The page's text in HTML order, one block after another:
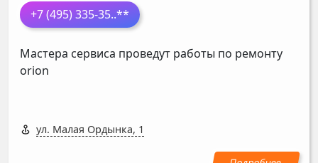
+7 (495) 335-35..**
Мастера сервиса проведут работы по ремонту
orion
ул. Малая Ордынка, 1